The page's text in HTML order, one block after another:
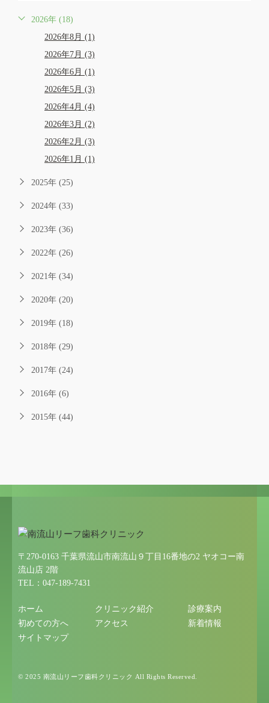
2026年 (18)
2026年8月 (1)
2026年7月 (3)
2026年6月 (1)
2026年5月 (3)
2026年4月 (4)
2026年3月 (2)
2026年2月 (3)
2026年1月 (1)
2025年 (25)
2024年 (33)
2023年 (36)
2022年 (26)
2021年 (34)
2020年 (20)
2019年 (18)
2018年 (29)
2017年 (24)
2016年 (6)
2015年 (44)
〒270-0163 千葉県流山市南流山９丁目16番地の2 ヤオコー南
流山店 2階
TEL：047-189-7431
ホーム クリニック紹介
診療案内
初めての方へ
アクセス
新着情報
サイトマップ
© 2025 南流山リーフ歯科クリニック All Rights Reserved.